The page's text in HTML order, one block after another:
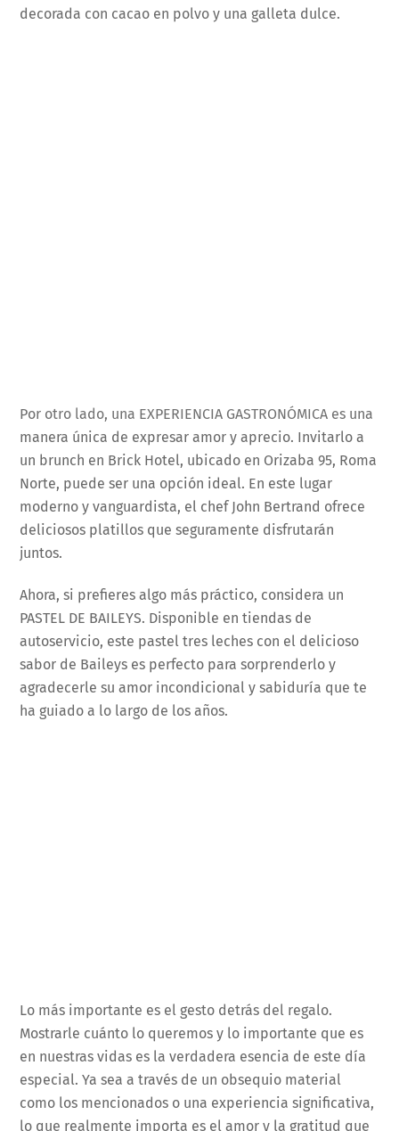
decorada con cacao en polvo y una galleta dulce.
Por otro lado, una EXPERIENCIA GASTRONÓMICA es una
manera única de expresar amor y aprecio. Invitarlo a
un brunch en Brick Hotel, ubicado en Orizaba 95, Roma
Norte, puede ser una opción ideal. En este lugar
moderno y vanguardista, el chef John Bertrand ofrece
deliciosos platillos que seguramente disfrutarán
juntos.
Ahora, si prefieres algo más práctico, considera un
PASTEL DE BAILEYS. Disponible en tiendas de
autoservicio, este pastel tres leches con el delicioso
sabor de Baileys es perfecto para sorprenderlo y
agradecerle su amor incondicional y sabiduría que te
ha guiado a lo largo de los años.
Lo más importante es el gesto detrás del regalo.
Mostrarle cuánto lo queremos y lo importante que es
en nuestras vidas es la verdadera esencia de este día
especial. Ya sea a través de un obsequio material
como los mencionados o una experiencia significativa,
lo que realmente importa es el amor y la gratitud que